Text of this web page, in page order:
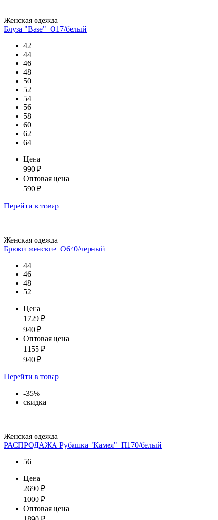
Женская одежда
Блуза "Base"_О17/белый
42
44
46
48
50
52
54
56
58
60
62
64
Цена
990 ₽
Оптовая цена
590 ₽
Перейти в товар
Женская одежда
Брюки женские_О640/черный
44
46
48
52
Цена
1729 ₽
940 ₽
Оптовая цена
1155 ₽
940 ₽
Перейти в товар
-35%
скидка
Женская одежда
РАСПРОДАЖА Рубашка "Камея"_П170/белый
56
Цена
2690 ₽
1000 ₽
Оптовая цена